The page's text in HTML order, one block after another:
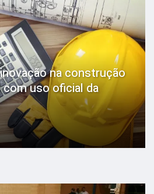
na construção
uso oficial da